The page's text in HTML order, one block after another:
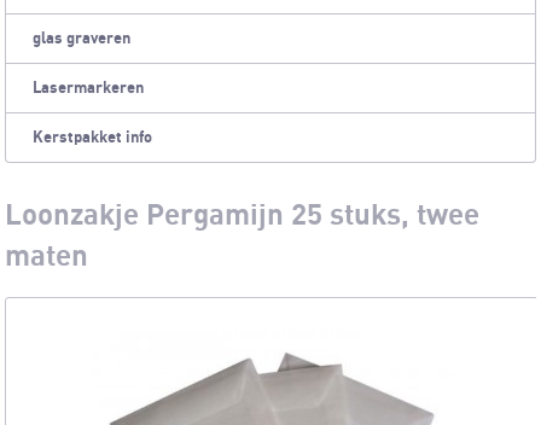
glas graveren
Lasermarkeren
Kerstpakket info
Loonzakje Pergamijn 25 stuks, twee
maten